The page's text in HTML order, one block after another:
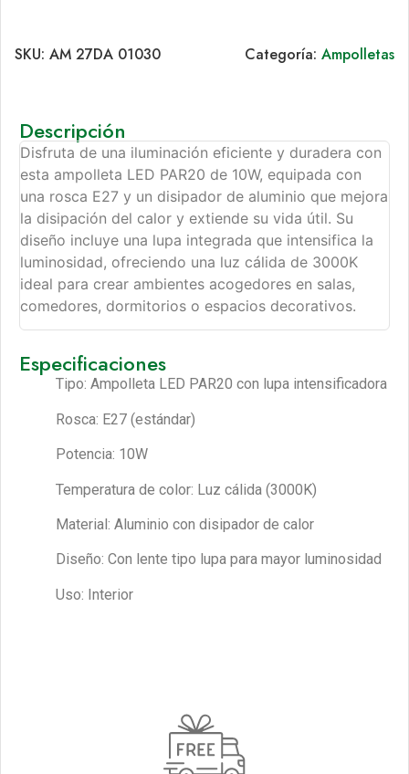
SKU: AM 27DA 01030 Categoría: Ampolletas
Descripción
Disfruta de una iluminación eficiente y duradera con
esta ampolleta LED PAR20 de 10W, equipada con
una rosca E27 y un disipador de aluminio que mejora
la disipación del calor y extiende su vida útil. Su
diseño incluye una lupa integrada que intensifica la
luminosidad, ofreciendo una luz cálida de 3000K
ideal para crear ambientes acogedores en salas,
comedores, dormitorios o espacios decorativos.
Especificaciones
Tipo: Ampolleta LED PAR20 con lupa intensificadora
Rosca: E27 (estándar)
Potencia: 10W
Temperatura de color: Luz cálida (3000K)
Material: Aluminio con disipador de calor
Diseño: Con lente tipo lupa para mayor luminosidad
Uso: Interior